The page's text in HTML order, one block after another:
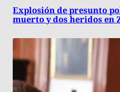
Explosión de presunto
muerto y dos heridos en